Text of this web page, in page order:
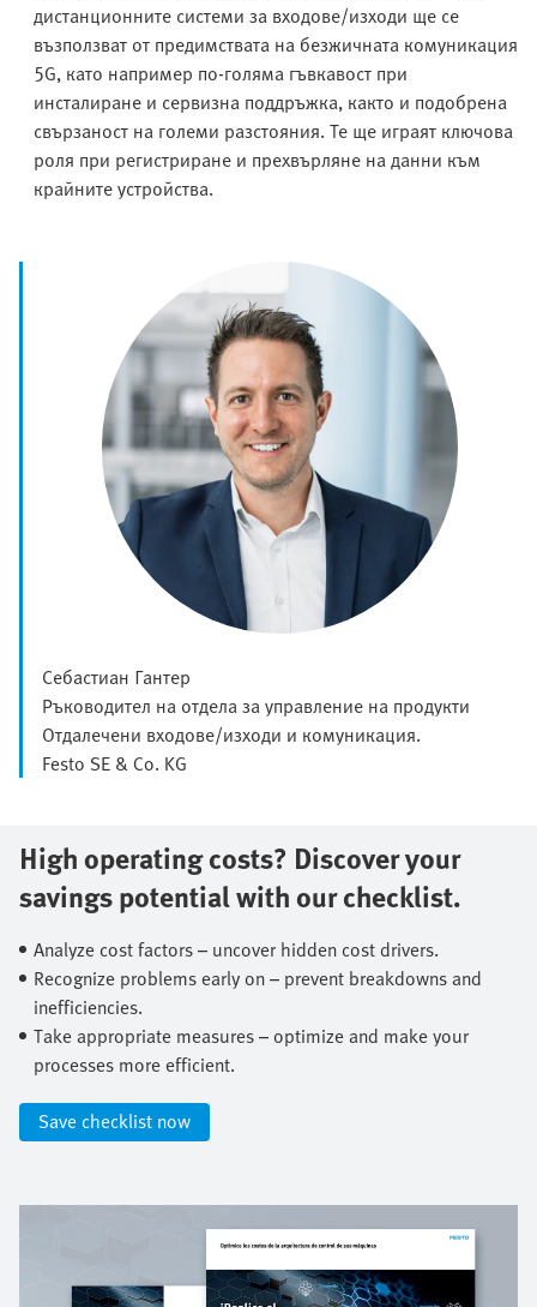
дистанционните системи за входове/изходи ще се
възползват от предимствата на безжичната комуникация
5G, като например по-голяма гъвкавост при
инсталиране и сервизна поддръжка, както и подобрена
свързаност на големи разстояния. Те ще играят ключова
роля при регистриране и прехвърляне на данни към
крайните устройства.
Себастиан Гантер
Ръководител на отдела за управление на продукти
Отдалечени входове/изходи и комуникация.
Festo SE & Co. KG
High operating costs? Discover your
savings potential with our checklist.​
Analyze cost factors – uncover hidden cost drivers.​
Recognize problems early on – prevent breakdowns and
inefficiencies.​
Take appropriate measures – optimize and make your
processes more efficient.​
Save checklist now​